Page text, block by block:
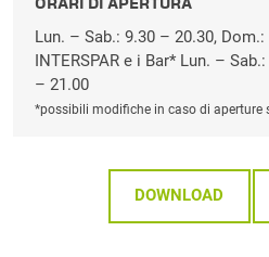
Lun. – Sab.: 9.30 – 20.30,
INTERSPAR e i Bar* Lun. –
– 21.00
*possibili modifiche in caso di aperture
DOWNLOAD